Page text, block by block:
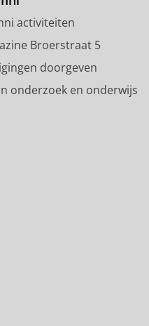
n
-
p
a
g
-
k
n
a
activiteiten
Broerstraat 5
doorgeven
onderzoek en onderwijs